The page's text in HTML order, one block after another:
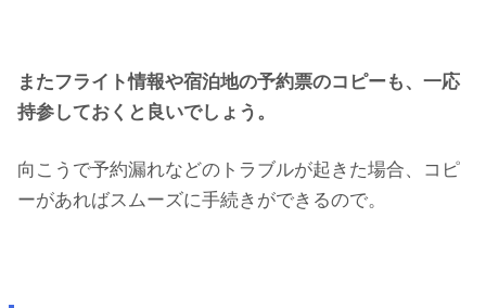
またフライト情報や宿泊地の予約票のコピーも、一応
持参しておくと良いでしょう。
向こうで予約漏れなどのトラブルが起きた場合、コピ
ーがあればスムーズに手続きができるので。